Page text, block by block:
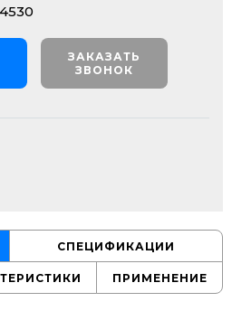
ЗАКАЗАТЬ
ЗВОНОК
СПЕЦИФИКАЦИИ
ПРИМЕНЕНИЕ